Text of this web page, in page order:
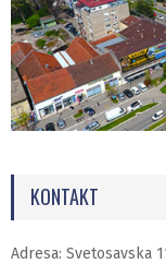
KONTAKT
Adresa: Svetosavska